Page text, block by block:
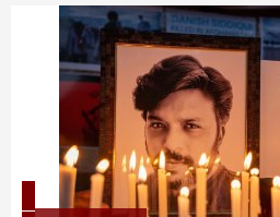
Политика
Президент США
наступления
Политика